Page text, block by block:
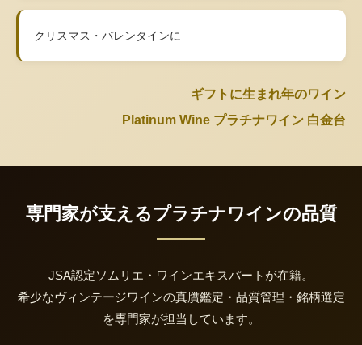
クリスマス・バレンタインに
ギフトに生まれ年のワイン
Platinum Wine プラチナワイン 白金台
専門家が支えるプラチナワインの品質
JSA認定ソムリエ・ワインエキスパートが在籍。
希少なヴィンテージワインの真贋鑑定・品質管理・銘柄選定
を専門家が担当しています。